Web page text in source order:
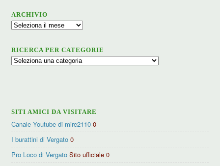
ARCHIVIO
Archivio
RICERCA PER CATEGORIE
Ricerca
SITI AMICI DA VISITARE
Canale Youtube di mire2110 0
I burattini di Vergato 0
Pro Loco di Vergato Sito ufficiale 0